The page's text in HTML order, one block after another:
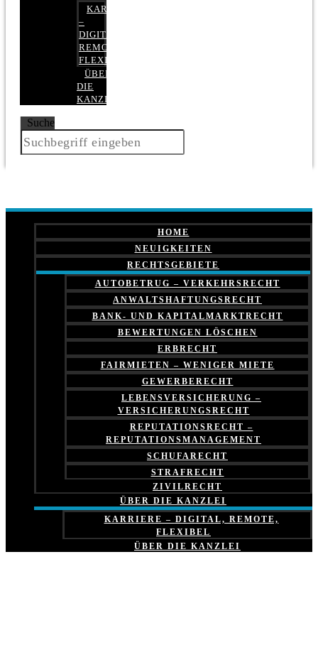
KARRIERE
–
DIGITAL,
REMOTE,
FLEXIBEL
ÜBER
DIE
KANZLEI
Suche
HOME
NEUIGKEITEN
RECHTSGEBIETE
AUTOBETRUG – VERKEHRSRECHT
ANWALTSHAFTUNGSRECHT
BANK- UND KAPITALMARKTRECHT
BEWERTUNGEN LÖSCHEN
ERBRECHT
FAIRMIETEN – WENIGER MIETE
GEWERBERECHT
LEBENSVERSICHERUNG –
VERSICHERUNGSRECHT
REPUTATIONSRECHT –
REPUTATIONSMANAGEMENT
SCHUFARECHT
STRAFRECHT
ZIVILRECHT
ÜBER DIE KANZLEI
KARRIERE – DIGITAL, REMOTE,
FLEXIBEL
ÜBER DIE KANZLEI